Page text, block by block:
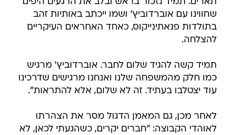
שחווינו עם אוברדוביץ' ושמו ייכתב באותיות זהב
בתולדות פנאתינייקוס, כאחד האחראים העיקריים
להצלחה.
תמיד קשה להגיד שלום לחבר. אוברדוביץ' מרגיש
כמו חלק מהמשפחה שלנו ואנחנו מרגישים שדרכינו
עוד יצטלבו בעתיד. זה לא שלום, אלא להתראות".
לאחר מכן, גם המאמן הדגול מסר את הצהרתו
לאוהדי הקבוצה: "חברים יקרים, כשהגעתי לכאן, לא